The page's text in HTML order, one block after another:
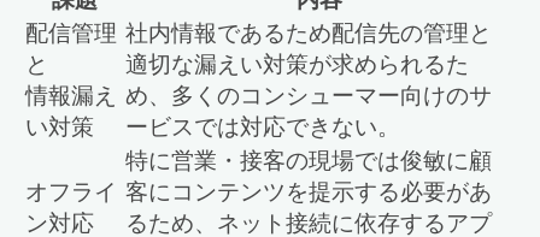
配信管理
と
情報漏え
い対策
社内情報であるため配信先の管理と
適切な漏えい対策が求められるた
め、多くのコンシューマー向けのサ
ービスでは対応できない。
オフライ
ン対応
特に営業・接客の現場では俊敏に顧
客にコンテンツを提示する必要があ
るため、ネット接続に依存するアプ